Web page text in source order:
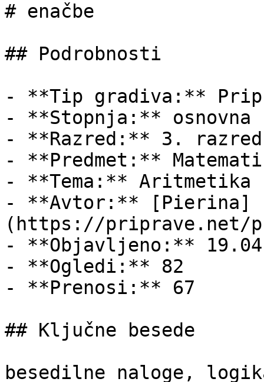
# enačbe
## Podrobnosti
- **Tip gradiva:**
- **Stopnja:** osnovna
- **Razred:** 3. razred
- **Predmet:**
- **Tema:** Aritmetika
- **Avtor:** [Pierina]
(https://
- **Objavljeno:**
- **Ogledi:** 82
- **Prenosi:** 67
## Ključne besede
besedilne naloge,